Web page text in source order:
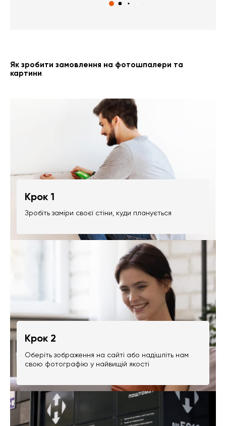
Як зробити замовлення на фотошпалери та
картини
Крок 1
Зробіть заміри своєї стіни, куди планується
Крок 2
Оберіть зображення на сайті або надішліть нам
свою фотографію у найвищій якості